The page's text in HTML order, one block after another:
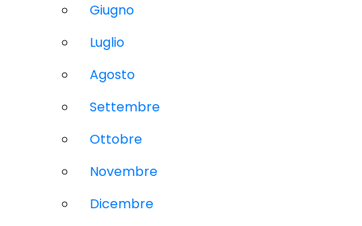
Giugno
Luglio
Agosto
Settembre
Ottobre
Novembre
Dicembre